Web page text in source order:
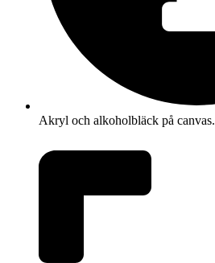
Akryl och alkoholbläck på canvas.